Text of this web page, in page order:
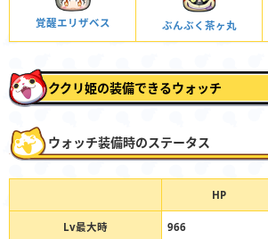
覚醒エリザベス ぶんぶく茶ヶ丸
ククリ姫の装備できるウォッチ
ウォッチ装備時のステータス
HP
Lv最大時 966